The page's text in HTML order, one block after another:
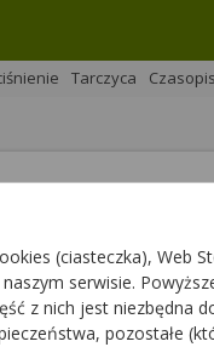
Tarczyca
Podziel się
(ciasteczka), Web
serwisie.
z nich jest niezbędna
pozostałe